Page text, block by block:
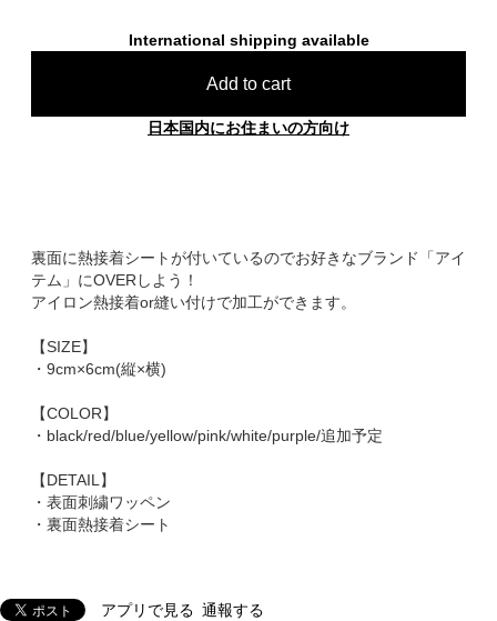
International shipping available
Add to cart
日本国内にお住まいの方向け
裏面に熱接着シートが付いているのでお好きなブランド「アイ
テム」にOVERしよう！
アイロン熱接着or縫い付けで加工ができます。
【SIZE】
・9cm×6cm(縦×横)
【COLOR】
・black/red/blue/yellow/pink/white/purple/追加予定
【DETAIL】
・表面刺繍ワッペン
・裏面熱接着シート
アプリで見る 通報する